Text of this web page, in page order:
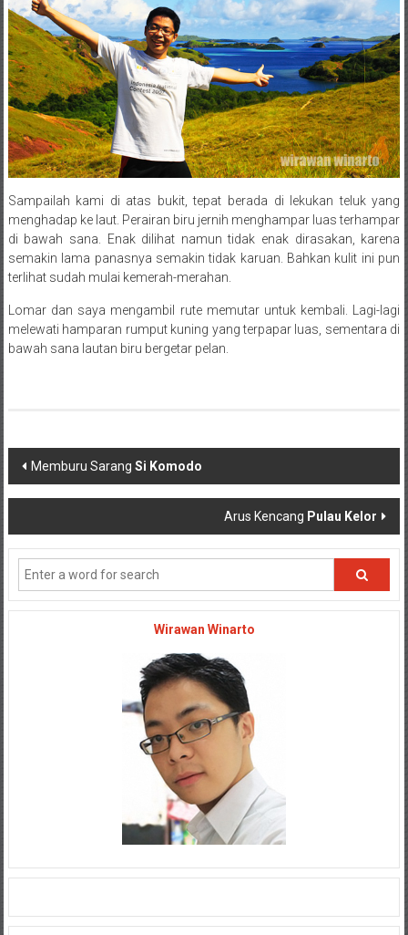
Sampailah kami di atas bukit, tepat berada di lekukan teluk yang
menghadap ke laut. Perairan biru jernih menghampar luas terhampar
di bawah sana. Enak dilihat namun tidak enak dirasakan, karena
semakin lama panasnya semakin tidak karuan. Bahkan kulit ini pun
terlihat sudah mulai kemerah-merahan.
Lomar dan saya mengambil rute memutar untuk kembali. Lagi-lagi
melewati hamparan rumput kuning yang terpapar luas, sementara di
bawah sana lautan biru bergetar pelan.
Post navigation
Memburu Sarang Si Komodo
Arus Kencang Pulau Kelor
Wirawan Winarto